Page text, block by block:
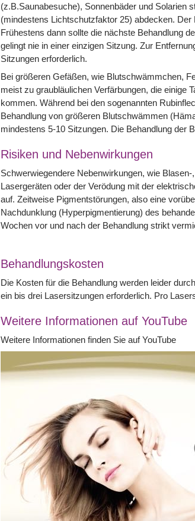
(z.B.Saunabesuche), Sonnenbäder und Solarien
(mindestens Lichtschutzfaktor 25) abdecken.
Frühestens dann sollte die nächste Behandlung
gelingt nie in einer einzigen Sitzung. Zur
Sitzungen erforderlich.
Bei größeren Gefäßen, wie Blutschwämmchen,
meist zu graubläulichen Verfärbungen, die einige
kommen. Während bei den sogenannten
Behandlung von größeren Blutschwämmen
mindestens 5-10 Sitzungen. Die Behandlung der
Risiken und Nebenwirkungen
Schwerwiegendere Nebenwirkungen, wie
Lasergeräten oder der Verödung mit der
auf. Zeitweise Pigmentstörungen, also eine
Nachdunklung (Hyperpigmentierung) des
Wochen vor und nach der Behandlung strikt
Behandlungskosten
Die Kosten für die Behandlung werden leider
ein bis drei Lasersitzungen erforderlich. Pro
Weitere Informationen auf YouTube
Weitere Informationen finden Sie auf YouTube